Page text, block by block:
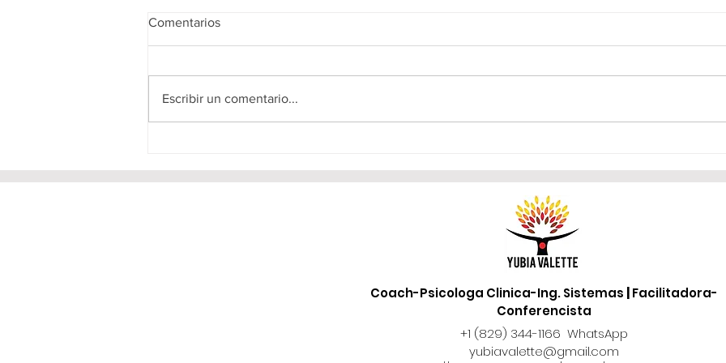
las lealtades invisibles de una
y la
Comentarios
Escribir un comentario...
Coach-Psicologa Clinica-Ing. Sistemas Facilitadora-
Conferencista
+1 (829) 344-1166 WhatsApp
yubiavalette@gmail.com